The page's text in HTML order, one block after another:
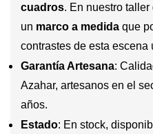
cuadros. En nuestro
un marco a medida que
contrastes de esta escena
Garantía Artesana:
Azahar, artesanos en el
años.
Estado: En stock,